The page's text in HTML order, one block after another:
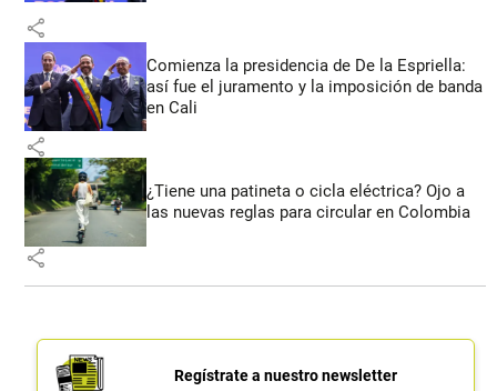
share
Comienza la presidencia de De la Espriella:
así fue el juramento y la imposición de banda
en Cali
share
¿Tiene una patineta o cicla eléctrica? Ojo a
las nuevas reglas para circular en Colombia
share
Regístrate a nuestro newsletter